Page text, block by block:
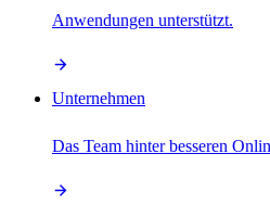
Anwendungen unterstützt.
Unternehmen
Das Team hinter besseren